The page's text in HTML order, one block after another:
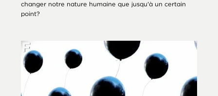
changer notre nature humaine que jusqu'à un certain
point?